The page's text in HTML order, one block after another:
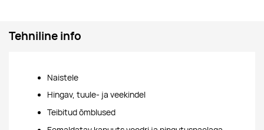
Tehniline info
Naistele
Hingav, tuule- ja veekindel
Teibitud õmblused